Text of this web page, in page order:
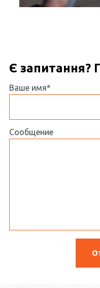
Є запитання?
Ваше имя*
Сообщение